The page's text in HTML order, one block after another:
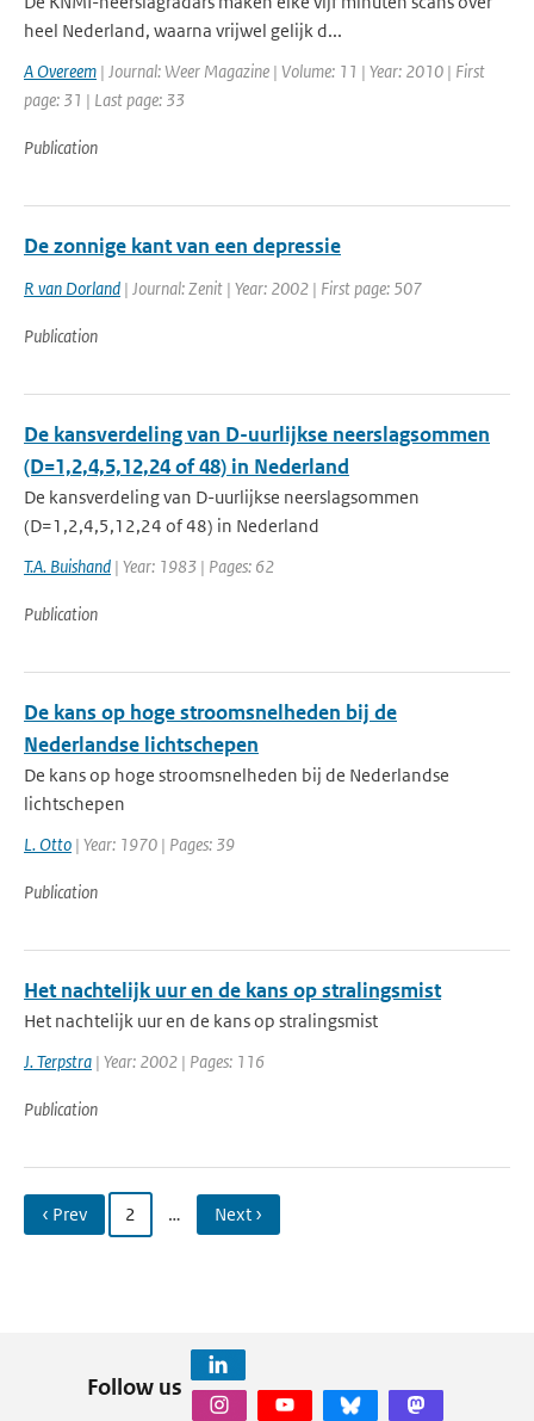
heel Nederland, waarna vrijwel gelijk d...
A Overeem | Journal: Weer Magazine | Volume: 11 | Year: 2010 | First
page: 31 | Last page: 33
Publication
De zonnige kant van een depressie
R van Dorland | Journal: Zenit | Year: 2002 | First page: 507
Publication
De kansverdeling van D-uurlijkse neerslagsommen
(D=1,2,4,5,12,24 of 48) in Nederland
De kansverdeling van D-uurlijkse neerslagsommen
(D=1,2,4,5,12,24 of 48) in Nederland
T.A. Buishand | Year: 1983 | Pages: 62
Publication
De kans op hoge stroomsnelheden bij de
Nederlandse lichtschepen
De kans op hoge stroomsnelheden bij de Nederlandse
lichtschepen
L. Otto | Year: 1970 | Pages: 39
Publication
Het nachtelijk uur en de kans op stralingsmist
Het nachtelijk uur en de kans op stralingsmist
J. Terpstra | Year: 2002 | Pages: 116
Publication
‹ Prev 2 … Next ›
Follow us